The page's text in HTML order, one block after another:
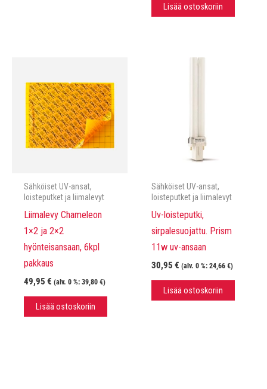
Lisää ostoskoriin
Sähköiset UV-ansat,
loisteputket ja liimalevyt
Liimalevy Chameleon
1×2 ja 2×2
hyönteisansaan, 6kpl
pakkaus
49,95 € (alv. 0 %: 39,80 €)
Lisää ostoskoriin
Sähköiset UV-ansat,
loisteputket ja liimalevyt
Uv-loisteputki,
sirpalesuojattu. Prism
11w uv-ansaan
30,95 € (alv. 0 %: 24,66 €)
Lisää ostoskoriin